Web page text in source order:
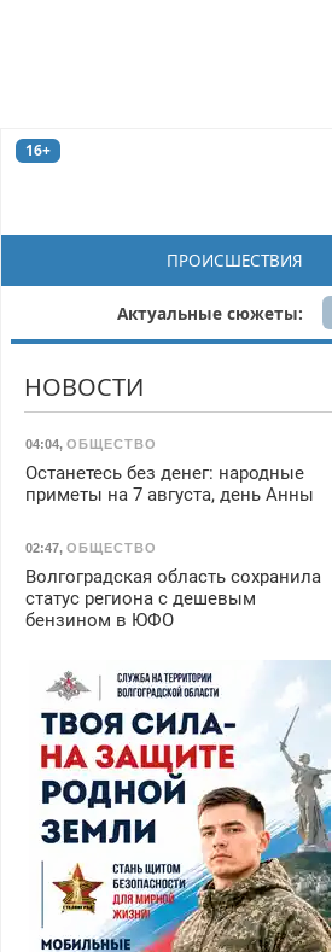
16+
ПРОИСШЕСТВИЯ
Актуальные сюжеты:
НОВОСТИ
04:04, ОБЩЕСТВО
Останетесь без денег: народные
приметы на 7 августа, день Анны
02:47, ОБЩЕСТВО
Волгоградская область сохранила
статус региона с дешевым
бензином в ЮФО